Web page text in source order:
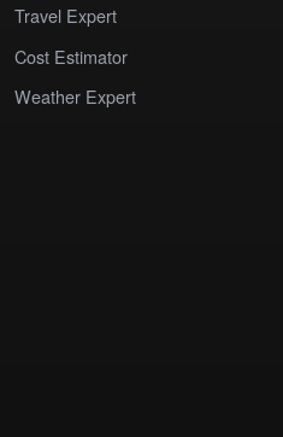
Travel Expert
Cost Estimator
Weather Expert